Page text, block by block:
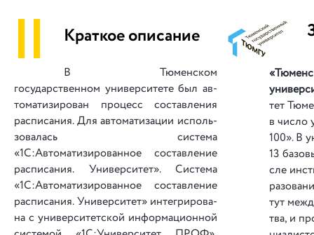
|| Краткое описание
В Тюменском
государственном уни­вер­си­те­те был ав­
то­ма­ти­зи­ро­ван про­цесс со­ста­вле­ния
рас­пи­са­ния. Для ав­то­ма­ти­за­ции ис­поль­
зо­ва­лась си­сте­ма
«1С:Автоматизированное со­ста­вле­ние
рас­пи­са­ния. Уни­вер­си­тет». Си­сте­ма
«1С:Автоматизированное со­ста­вле­ние
рас­пи­са­ния. Уни­вер­си­тет» ин­те­гри­ро­ва­
на с уни­вер­си­тет­ской ин­фор­ма­ци­он­ной
тет
в чи­сло
100». В
13
сле
тут
тва, и